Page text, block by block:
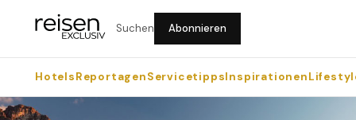
Suchen Abonnieren
HotelsReportagenServicetippsInspirationen